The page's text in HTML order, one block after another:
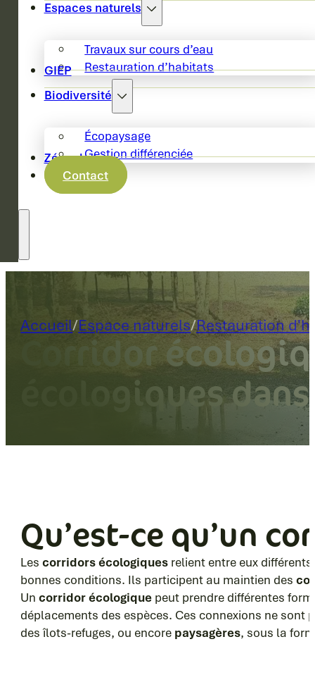
Espaces naturels
Travaux sur cours d’eau
Restauration d’habitats
GIEP
Biodiversité
Écopaysage
Gestion différenciée
Zéro phyto
Contact
Accueil/Espace naturels/Restauration
Corridor
écologiques
Qu’est-ce qu’un
Lescorridors écologiques relient entre eux différents
bonnes conditions. Ils participent au maintien des
Uncorridor écologique peut prendre différentes
déplacements des espèces. Ces connexions ne
des îlots-refuges, ou encore paysagères, sous la